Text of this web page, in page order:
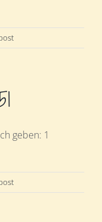
geben: 1